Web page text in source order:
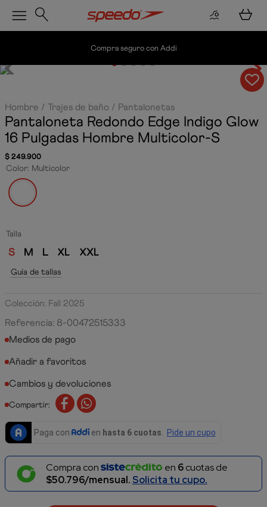
Hombre Trajes de baño Pantalonetas
Pantaloneta Redondo Edge Indigo Glow
16 Pulgadas Hombre Multicolor-S
$249.900
Color: Multicolor
Talla
S M L XL XXL
Guía de tallas
Colección: Fall 2025
Referencia: 8-00472515333
Medios de pago
Cambios y devoluciones
Compartir:
Compra con en 6cuotas de
$50.796/mensual. Solicita tu cupo.